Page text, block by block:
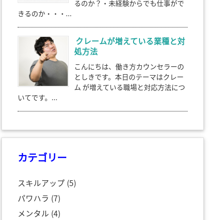
るのか？・未経験からでも仕事がで
きるのか・・・...
クレームが増えている業種と対
処方法
こんにちは、働き方カウンセラーの
としきです。本日のテーマはクレー
ム が増えている職場と対応方法につ
いてです。...
カテゴリー
スキルアップ (5)
パワハラ (7)
メンタル (4)